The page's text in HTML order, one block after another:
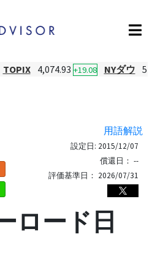
TOPIX 4,074.93 +19.08 NYダウ
用語解説
設定日: 2015/12/07
償還日： --
評価基準日： 2026/07/31
ロード日